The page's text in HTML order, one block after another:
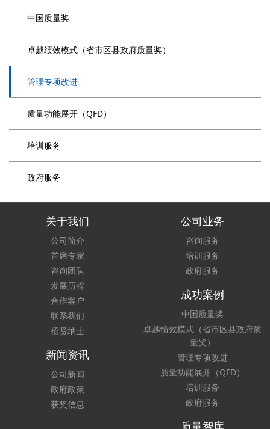
中国质量奖
卓越绩效模式（省市区县政府质量奖）
管理专项改进
质量功能展开（QFD）
培训服务
政府服务
关于我们
公司简介
首席专家
咨询团队
发展历程
合作客户
联系我们
招贤纳士
公司业务
咨询服务
培训服务
政府服务
成功案例
中国质量奖
卓越绩效模式（省市区县政府质
量奖）
管理专项改进
质量功能展开（QFD）
培训服务
政府服务
新闻资讯
公司新闻
政府政策
获奖信息